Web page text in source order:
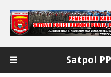
Satpol